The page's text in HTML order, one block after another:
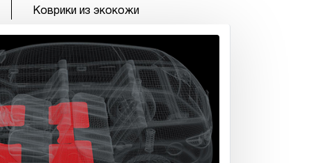
Коврики из экокожи